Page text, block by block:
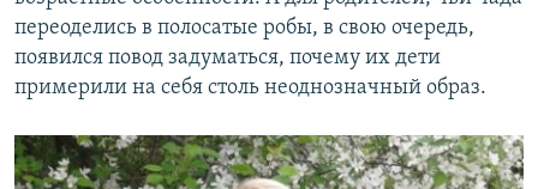
переоделись в полосатые робы, в свою очередь,
появился повод задуматься, почему их дети
примерили на себя столь неоднозначный образ.